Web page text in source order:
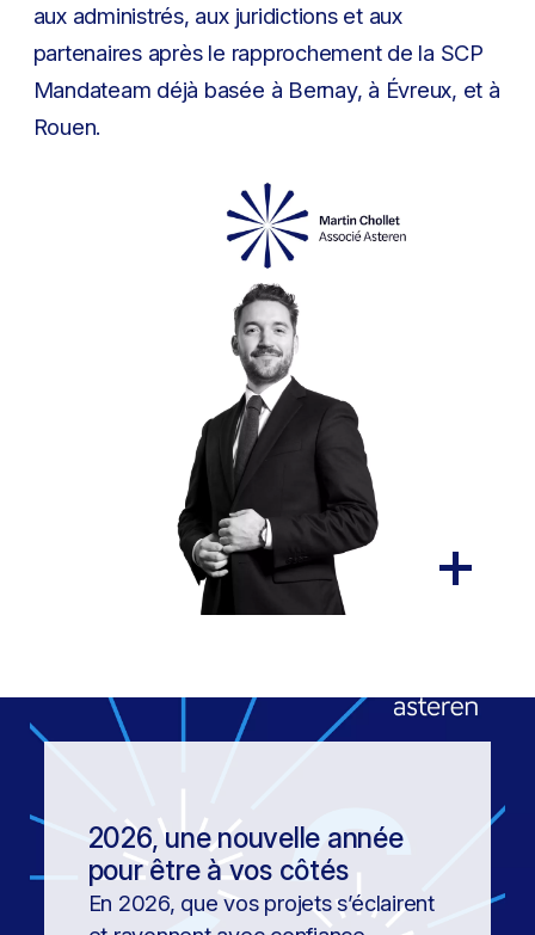
aux administrés, aux juridictions et aux
partenaires après le rapprochement de la SCP
Mandateam déjà basée à Bernay, à Évreux, et à
Rouen.
2026, une nouvelle année
pour être à vos côtés
En 2026, que vos projets s’éclairent